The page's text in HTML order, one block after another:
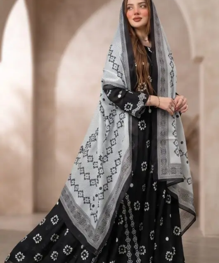
استمتع برائحة أفضل أنواع العود في عُمان
View more